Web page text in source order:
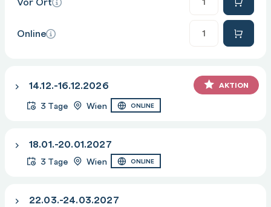
Online
14.12.-16.12.2026 AKTION
3 Tage Wien ONLINE
18.01.-20.01.2027
3 Tage Wien ONLINE
22.03.-24.03.2027